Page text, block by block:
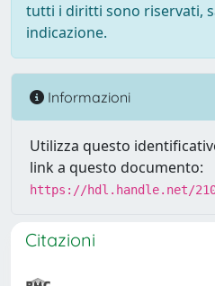
tutti i diritti sono riservati,
indicazione.
Informazioni
Utilizza questo
link a questo documento:
https://hdl.handle.net/
Citazioni